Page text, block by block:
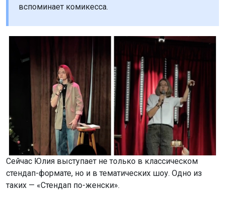
вспоминает комикесса.
Сейчас Юлия выступает не только в классическом
стендап-формате, но и в тематических шоу. Одно из
таких — «Стендап по-женски».